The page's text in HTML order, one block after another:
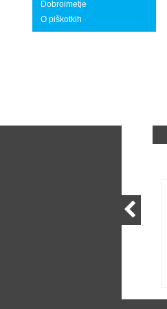
Dobroimetje
O piškotkih